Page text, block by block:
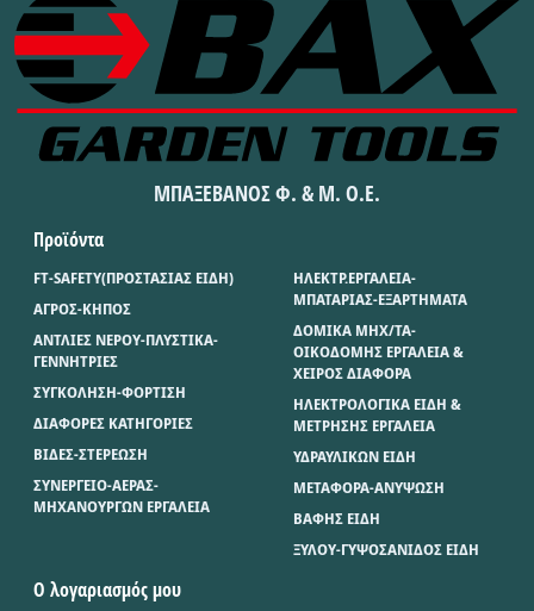
ΜΠΑΞΕΒΑΝΟΣ Φ. & Μ. Ο.Ε.
Προϊόντα
FT-SAFETY(ΠΡΟΣΤΑΣΙΑΣ ΕΙΔΗ)
ΑΓΡΟΣ-ΚΗΠΟΣ
ΑΝΤΛΙΕΣ ΝΕΡΟΥ-ΠΛΥΣΤΙΚΑ-
ΓΕΝΝΗΤΡΙΕΣ
ΣΥΓΚΟΛΗΣΗ-ΦΟΡΤΙΣΗ
ΔΙΑΦΟΡΕΣ ΚΑΤΗΓΟΡΙΕΣ
ΒΙΔΕΣ-ΣΤΕΡΕΩΣΗ
ΣΥΝΕΡΓΕΙΟ-ΑΕΡΑΣ-
ΜΗΧΑΝΟΥΡΓΩΝ ΕΡΓΑΛΕΙΑ
ΗΛΕΚΤΡ.ΕΡΓΑΛΕΙΑ-
ΜΠΑΤΑΡΙΑΣ-ΕΞΑΡΤΗΜΑΤΑ
ΔΟΜΙΚΑ ΜΗΧ/ΤΑ-
ΟΙΚΟΔΟΜΗΣ ΕΡΓΑΛΕΙΑ &
ΧΕΙΡΟΣ ΔΙΑΦΟΡΑ
ΗΛΕΚΤΡΟΛΟΓΙΚΑ ΕΙΔΗ &
ΜΕΤΡΗΣΗΣ ΕΡΓΑΛΕΙΑ
ΥΔΡΑΥΛΙΚΩΝ ΕΙΔΗ
ΜΕΤΑΦΟΡΑ-ΑΝΥΨΩΣΗ
ΒΑΦΗΣ ΕΙΔΗ
ΞΥΛΟΥ-ΓΥΨΟΣΑΝΙΔΟΣ ΕΙΔΗ
Ο λογαριασμός μου